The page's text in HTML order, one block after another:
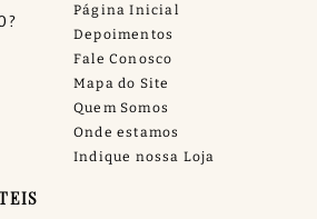
Página Inicial
Depoimentos
Fale Conosco
Mapa do Site
Quem Somos
Onde estamos
Indique nossa Loja